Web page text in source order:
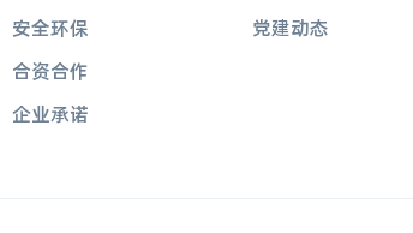
安全环保
合资合作
企业承诺
党建动态